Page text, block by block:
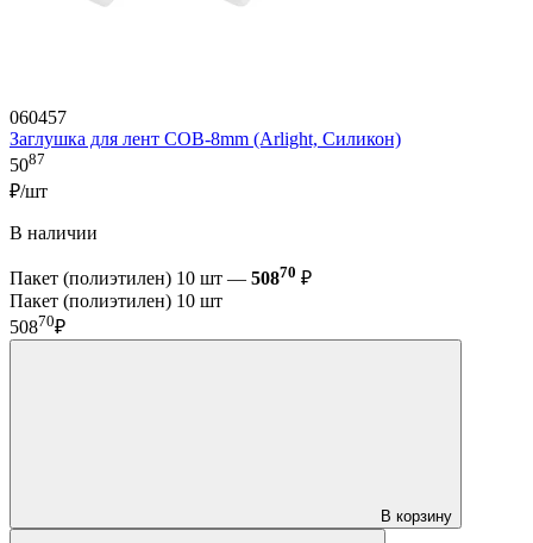
060457
Заглушка для лент COB-8mm (Arlight, Силикон)
5087
₽/шт
В наличии
Пакет (полиэтилен) 10 шт — 50870 ₽
Пакет (полиэтилен) 10 шт
50870₽
В корзину